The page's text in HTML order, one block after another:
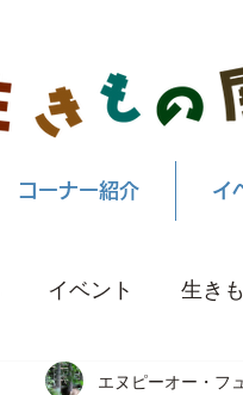
コーナー紹介 イ
イベント 生き
エヌピーオー・フ